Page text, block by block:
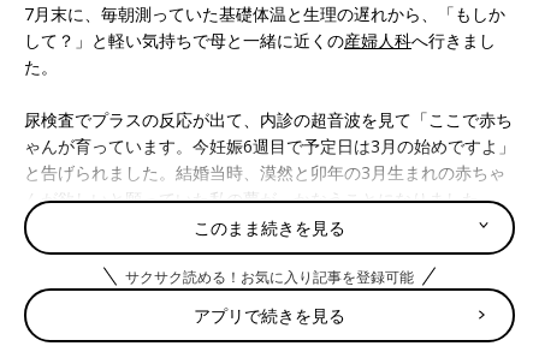
7月末に、毎朝測っていた基礎体温と生理の遅れから、「もしか
して？」と軽い気持ちで母と一緒に近くの産婦人科へ行きまし
た。
尿検査でプラスの反応が出て、内診の超音波を見て「ここで赤ち
ゃんが育っています。今妊娠6週目で予定日は3月の始めですよ」
と告げられました。結婚当時、漠然と卯年の3月生まれの赤ちゃ
んが欲しいと願っていた私の夢が、かなうことになりました。
「今が大切だから無理をしないように! 」と、生活の注意を受
けました。私１人＋小さな１人の体を大切に愛おしみながら、新
たな母としての小さな１歩を感じました。3月生まれの予定なの
で、「モモちゃん」とおなかの赤ちゃんに
て呼びかけてい
このまま続きを見る
サクサク読める！お気に入り記事を登録可能
アプリで続きを見る